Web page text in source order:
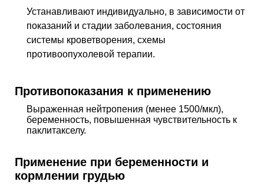
Устанавливают индивидуально, в зависимости от
показаний и стадии заболевания, состояния
системы кроветворения, схемы
противоопухолевой терапии.
Противопоказания к применению
Выраженная нейтропения (менее 1500/мкл),
беременность, повышенная чувствительность к
паклитакселу.
Применение при беременности и
кормлении грудью